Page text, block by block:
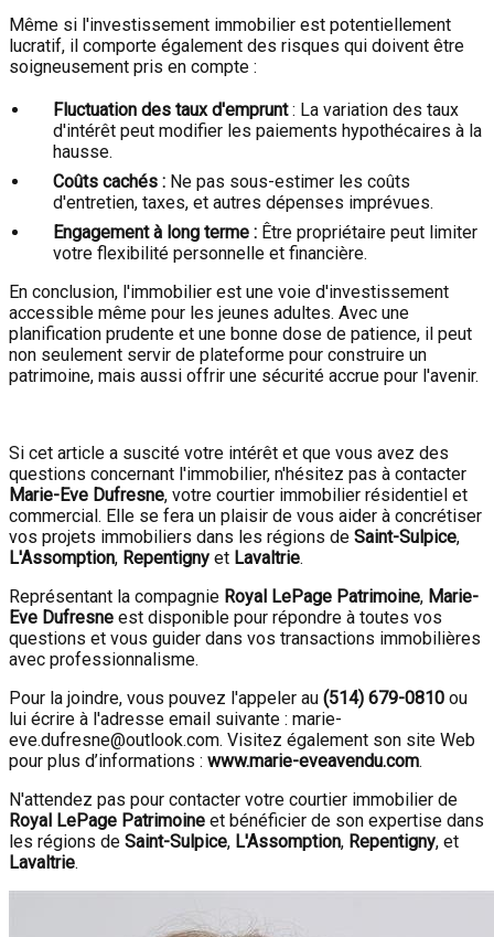
Même si l'investissement immobilier est potentiellement
lucratif, il comporte également des risques qui doivent être
soigneusement pris en compte :
Fluctuation des taux d'emprunt: La variation des taux
d'intérêt peut modifier les paiements hypothécaires à la
hausse.
Coûts cachés : Ne pas sous-estimer les coûts
d'entretien, taxes, et autres dépenses imprévues.
Engagement à long terme : Être propriétaire peut limiter
votre flexibilité personnelle et financière.
En conclusion, l'immobilier est une voie d'investissement
accessible même pour les jeunes adultes. Avec une
planification prudente et une bonne dose de patience, il peut
non seulement servir de plateforme pour construire un
patrimoine, mais aussi offrir une sécurité accrue pour l'avenir.
Si cet article a suscité votre intérêt et que vous avez des
questions concernant l'immobilier, n'hésitez pas à contacter
Marie-Eve Dufresne, votre courtier immobilier résidentiel et
commercial. Elle se fera un plaisir de vous aider à concrétiser
vos projets immobiliers dans les régions de Saint-Sulpice,
L'Assomption, Repentigny et Lavaltrie.
Représentant la compagnie Royal LePage Patrimoine, Marie-
Eve Dufresne est disponible pour répondre à toutes vos
questions et vous guider dans vos transactions immobilières
avec professionnalisme.
Pour la joindre, vous pouvez l'appeler au (514) 679-0810 ou
lui écrire à l'adresse email suivante : marie-
eve.dufresne@outlook.com. Visitez également son site Web
pour plus d’informations : www.marie-eveavendu.com.
N'attendez pas pour contacter votre courtier immobilier de
Royal LePage Patrimoine et bénéficier de son expertise dans
les régions de Saint-Sulpice, L'Assomption, Repentigny, et
Lavaltrie.